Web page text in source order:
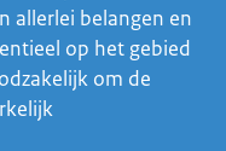
allerlei belangen en
op het gebied
om de